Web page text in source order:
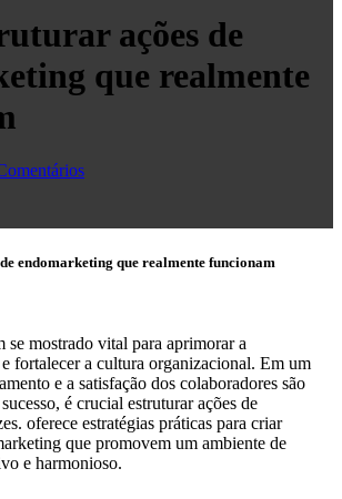
ações de
que realmente
endomarketing que realmente funcionam
se mostrado vital para aprimorar a
fortalecer a cultura organizacional. Em um
e a satisfação dos colaboradores são
é crucial estruturar ações de
oferece estratégias práticas para criar
que promovem um ambiente de
e harmonioso.